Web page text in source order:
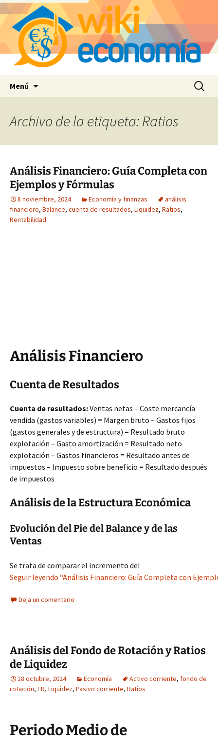
Menú Buscar:
Archivo de la etiqueta: Ratios
Análisis Financiero: Guía Completa con
Ejemplos y Fórmulas
8 noviembre, 2024 Economía y finanzas
análisis
financiero, Balance, cuenta de resultados, Liquidez, Ratios,
Rentabilidad
Análisis Financiero
Cuenta de Resultados
Cuenta de resultados:Ventas netas – Coste mercancía
vendida (gastos variables) = Margen bruto – Gastos fijos
(gastos generales y de estructura) = Resultado bruto
explotación – Gasto amortización = Resultado neto
explotación – Gastos financieros = Resultado antes de
impuestos – Impuesto sobre beneficio = Resultado después
de impuestos
Análisis de la Estructura Económica
Evolución del Pie del Balance y de las
Ventas
Se trata de comparar el incremento del
Seguir leyendo “Análisis Financiero: Guía Completa con
Deja un comentario
Análisis del Fondo de Rotación y Ratios
de Liquidez
18 octubre, 2024 Economía Activo corriente, fondo de
rotación, FR, Liquidez, Pasivo corriente, Ratios
Periodo Medio de